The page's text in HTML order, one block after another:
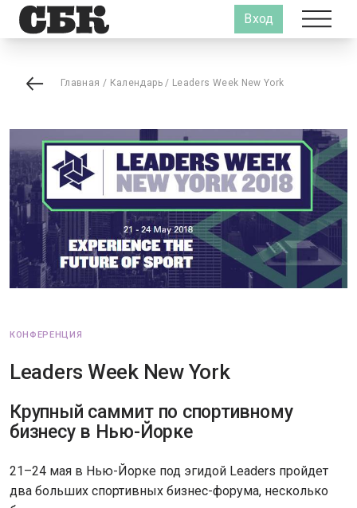
Вход
Главная / Календарь/ Leaders Week New York
КОНФЕРЕНЦИЯ
Leaders Week New York
Крупный саммит по спортивному
бизнесу в Нью-Йорке
21–24 мая в Нью-Йорке под эгидой Leaders пройдет
два больших спортивных бизнес-форума, несколько